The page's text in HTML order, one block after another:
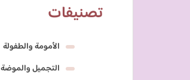
تصنيفات
الأمومة والطفولة
التجميل والموضة